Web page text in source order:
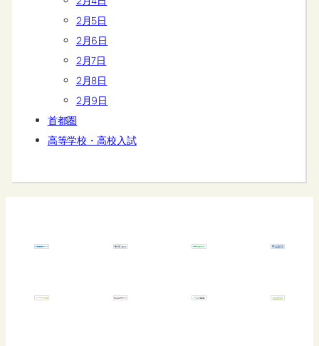
2月5日
2月6日
2月7日
2月8日
2月9日
首都圏
高等学校・高校入試